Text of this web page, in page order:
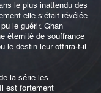
le plus inattendu des
elle s’était révélée
le guérir. Ghan
éternité de souffrance
le destin leur offrira-t-il
la série les
est fortement